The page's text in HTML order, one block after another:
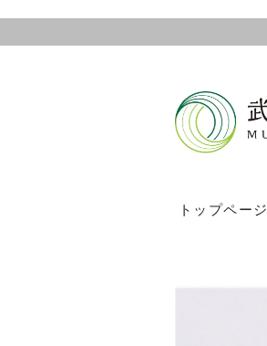
トップページ